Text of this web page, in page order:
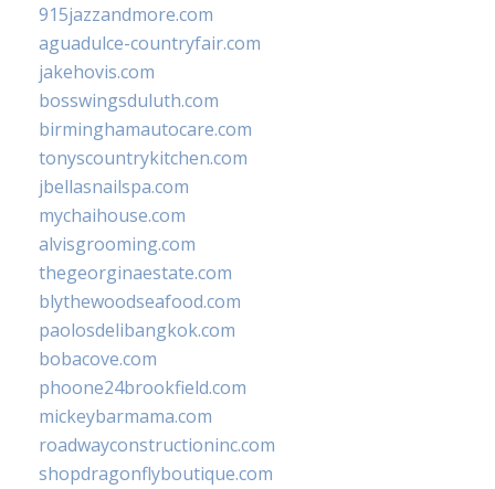
915jazzandmore.com
aguadulce-countryfair.com
jakehovis.com
bosswingsduluth.com
birminghamautocare.com
tonyscountrykitchen.com
jbellasnailspa.com
mychaihouse.com
alvisgrooming.com
thegeorginaestate.com
blythewoodseafood.com
paolosdelibangkok.com
bobacove.com
phoone24brookfield.com
mickeybarmama.com
roadwayconstructioninc.com
shopdragonflyboutique.com